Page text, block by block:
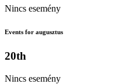
Nincs esemény
Events for augusztus
20th
Nincs esemény